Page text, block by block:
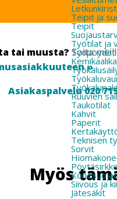
Teipit ja
Teipit
Työtilat ja
Työpöydät
Ruuvien
Taukotilat
Kahvit
Paperit
Teknisen
Sorvit
Konesuojat
Siivous ja
Jätesäkit
tai muusta? Soita
»
Asiakaspalvelu 020
Myös